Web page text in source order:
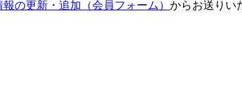
報の更新・追加（会員フォーム） からお送りい